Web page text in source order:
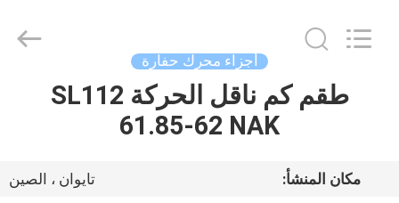
منزل،
منتجات
أجزاء محرك حفارة
طقم كم ناقل الحركة SL112
61.85-62 NAK
مكان المنشأ:
تايوان ، الصين